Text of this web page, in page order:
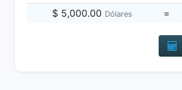
$ 5,000.00 Dólares =